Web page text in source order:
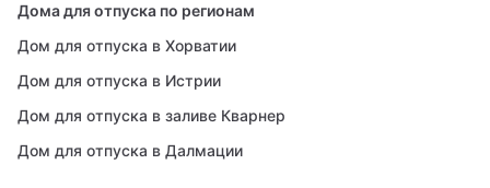
Дома для отпуска по регионам
Дом для отпуска в Хорватии
Дом для отпуска в Истрии
Дом для отпуска в заливе Кварнер
Дом для отпуска в Далмации